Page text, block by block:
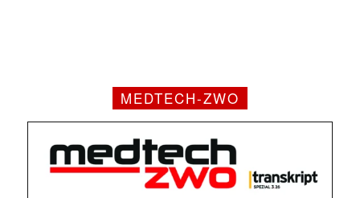
MEDTECH-ZWO